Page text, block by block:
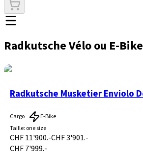
Radkutsche Vélo ou E-Bike
Cargo
E-Bike
Taille: one size
CHF 11'900.-CHF 3'901.-
CHF 7'999.-